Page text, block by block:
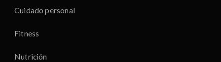
Cuidado personal
Fitness
Nutrición